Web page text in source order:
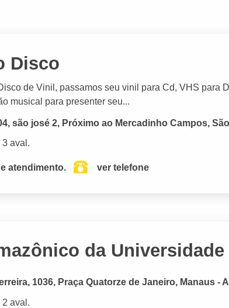
Disco
de Vinil, passamos seu vinil para Cd, VHS para
musical para presenter seu...
são josé 2, Próximo ao Mercadinho Campos,
3 aval.
atendimento. ver telefone
da
1036, Praça Quatorze de Janeiro, Manaus -
2 aval.